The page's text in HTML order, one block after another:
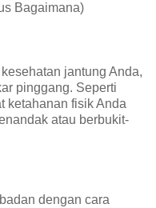
Bagaimana)
jantung Anda,
pinggang. Seperti
ketahanan fisik Anda
atau berbukit-
dengan cara